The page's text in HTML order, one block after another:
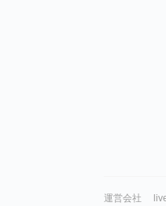
運営会社